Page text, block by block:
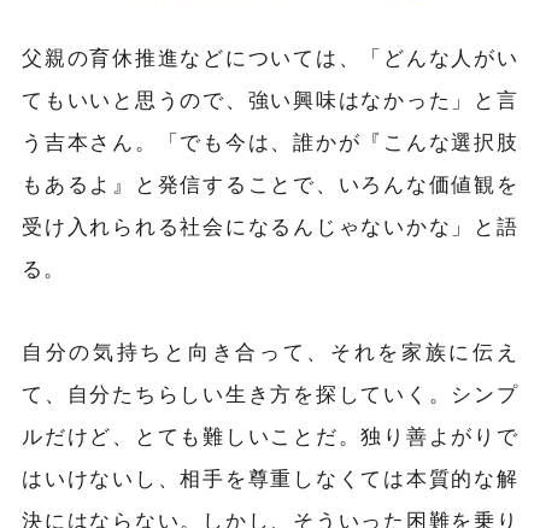
父親の育休推進などについては、「どんな人がい
てもいいと思うので、強い興味はなかった」と言
う吉本さん。「でも今は、誰かが『こんな選択肢
もあるよ』と発信することで、いろんな価値観を
受け入れられる社会になるんじゃないかな」と語
る。
自分の気持ちと向き合って、それを家族に伝え
て、自分たちらしい生き方を探していく。シンプ
ルだけど、とても難しいことだ。独り善よがりで
はいけないし、相手を尊重しなくては本質的な解
決にはならない。しかし、そういった困難を乗り